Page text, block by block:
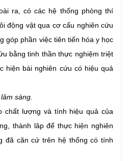
ra, có các hệ thống phòng thí
động vật qua cơ cấu nghiên cứu
góp phần việc tiên tiến hóa y học
bằng tinh thần thực nghiệm triệt
hiện bài nghiên cứu có hiệu quả
sàng.
chất lượng và tính hiệu quả của
thành lâp để thực hiện nghiên
đã căn cứ trên hệ thống có tính